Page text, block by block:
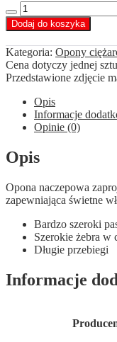
Decrease
quantity
ilość
Agate
385/55
R22,5
ST021
164
K
Dodaj do koszyka
Kategoria: Opony
Cena dotyczy jednej
Przedstawione zdjęcie
Opis
Informacje
Opinie (0)
Opis
Opona naczepowa
zapewniająca świetne
Bardzo szeroki
Szerokie żebra w
Długie przebiegi
Informacje